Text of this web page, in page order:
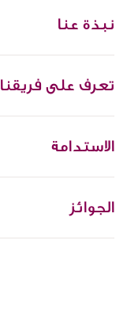
نبذة عنا
تعرف على فريقنا
الاستدامة
الجوائز